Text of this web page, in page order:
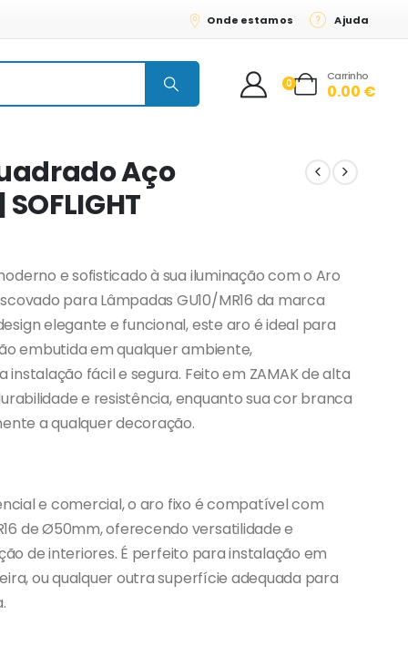
Onde estamos Ajuda
0 Carrinho
0.00 €
Aço
e sofisticado à sua iluminação com o Aro
para Lâmpadas GU10/MR16 da marca
elegante e funcional, este aro é ideal para
embutida em qualquer ambiente,
fácil e segura. Feito em ZAMAK de alta
e resistência, enquanto sua cor branca
a qualquer decoração.
e comercial, o aro fixo é compatível com
de Ø50mm, oferecendo versatilidade e
de interiores. É perfeito para instalação em
ou qualquer outra superfície adequada para